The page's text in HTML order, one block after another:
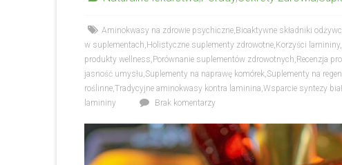
Aminokwasy na zdrowie psychiczne, Bioaktywne składniki
w suplementach, Holistyczne suplementy zdrowotne, Korzyści lamininy,
produkty wellness, Porównanie suplementów zdrowotnych, Recenzja
jasność umysłu,Suplementy na naprawę komórek,Suplementy na
roślinne,Tradycyjne aminokwasy kontra laminina,Wsparcie syntezy
lamininy
Brak komentarzy